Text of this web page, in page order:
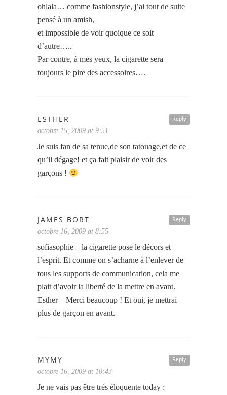
ohlala… comme fashionstyle, j’ai tout de suite
pensé à un amish,
et impossible de voir quoique ce soit
d’autre…..
Par contre, à mes yeux, la cigarette sera
toujours le pire des accessoires….
Reply
ESTHER
octobre 15, 2009 at 9:51
Je suis fan de sa tenue,de son tatouage,et de ce
qu’il dégage! et ça fait plaisir de voir des
garçons !
Reply
JAMES BORT
octobre 16, 2009 at 8:55
sofiasophie – la cigarette pose le décors et
l’esprit. Et comme on s’acharne à l’enlever de
tous les supports de communication, cela me
plait d’avoir la liberté de la mettre en avant.
Esther – Merci beaucoup ! Et oui, je mettrai
plus de garçon en avant.
Reply
MYMY
octobre 16, 2009 at 10:43
Je ne vais pas être très éloquente today :